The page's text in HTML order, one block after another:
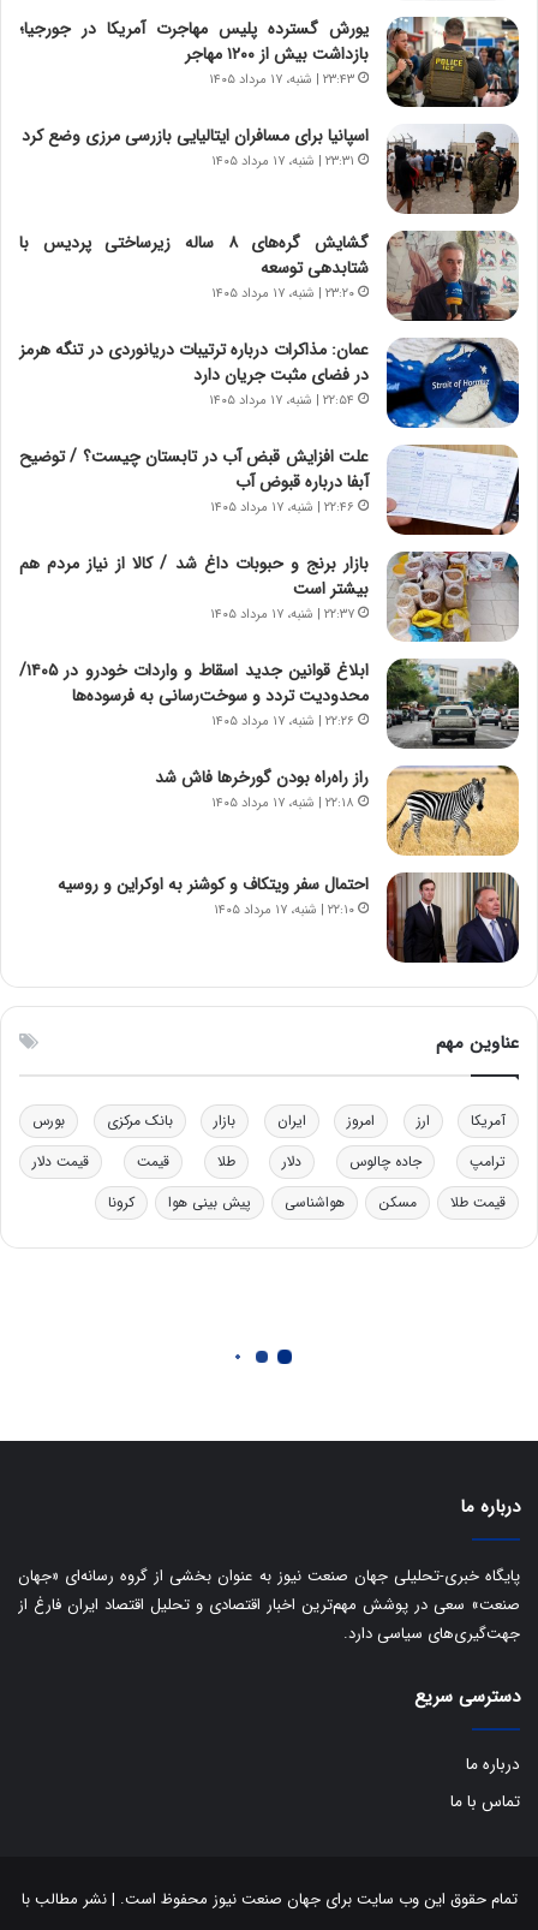
ا
ی
ر
،
گ
ه
ز
ا
ی
ج
ن
گ
ن
س
ت
ه
ر
م
ب
ل
ی
ن
ر
ت
ی
ا
ی
یورش گسترده پلیس مهاجرت آمریکا در جورجیا؛
بازداشت بیش از ۱۲۰۰ مهاجر
۲۳:۴۳ | شنبه، ۱۷ مرداد ۱۴۰۵
اسپانیا برای مسافران ایتالیایی بازرسی مرزی وضع کرد
۲۳:۳۱ | شنبه، ۱۷ مرداد ۱۴۰۵
گشایش گره‌های ۸ ساله زیرساختی پردیس با
شتابدهی توسعه
۲۳:۲۰ | شنبه، ۱۷ مرداد ۱۴۰۵
عمان: مذاکرات درباره ترتیبات دریانوردی در تنگه هرمز
در فضای مثبت جریان دارد
۲۲:۵۴ | شنبه، ۱۷ مرداد ۱۴۰۵
علت افزایش قبض آب در تابستان چیست؟ / توضیح
آبفا درباره قبوض آب
۲۲:۴۶ | شنبه، ۱۷ مرداد ۱۴۰۵
بازار برنج و حبوبات داغ شد / کالا از نیاز مردم هم
بیشتر است
۲۲:۳۷ | شنبه، ۱۷ مرداد ۱۴۰۵
ابلاغ قوانین جدید اسقاط و واردات خودرو در ۱۴۰۵/
محدودیت تردد و سوخت‌رسانی به فرسوده‌ها
۲۲:۲۶ | شنبه، ۱۷ مرداد ۱۴۰۵
راز راه‌راه بودن گورخرها فاش شد
۲۲:۱۸ | شنبه، ۱۷ مرداد ۱۴۰۵
احتمال سفر ویتکاف و کوشنر به اوکراین و روسیه
۲۲:۱۰ | شنبه، ۱۷ مرداد ۱۴۰۵
عناوین مهم
آمریکا ارز امروز ایران بازار بانک مرکزی
بورس
ترامپ
جاده چالوس دلار طلا قیمت
قیمت دلار
قیمت طلا
مسکن هواشناسی پیش بینی هوا کرونا
درباره ما
پایگاه خبری-تحلیلی جهان صنعت نیوز به عنوان بخشی از گروه رسانه‌ای «جهان
صنعت» سعی در پوشش مهم‌ترین اخبار اقتصادی و تحلیل اقتصاد ایران فارغ از
جهت‌گیری‌های سیاسی دارد.
دسترسی سریع
درباره ما
تماس با ما
تمام حقوق این وب سایت برای جهان صنعت نیوز محفوظ است. | نشر مطالب با